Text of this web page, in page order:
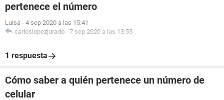
pertenece el número
Luisa - 4 sep 2020 a las 15:41
carloslopezjurado - 7 sep 2020 a las 13:55
1 respuesta
Cómo saber a quién pertenece un número de
celular